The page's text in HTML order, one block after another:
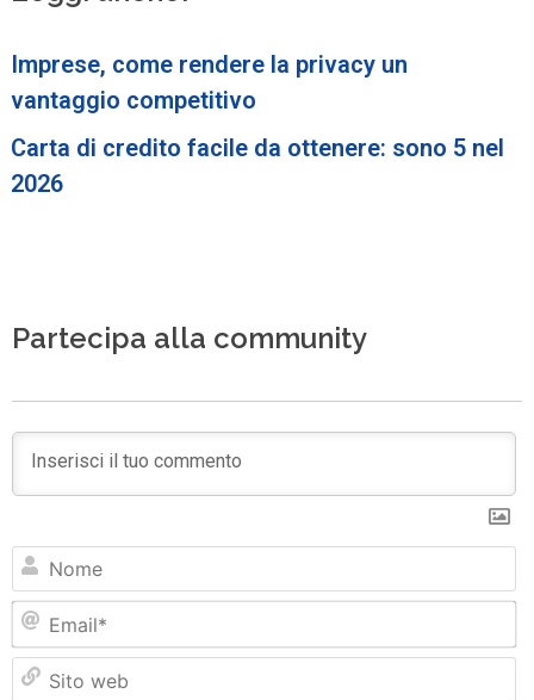
Imprese, come rendere la privacy un
vantaggio competitivo
Carta di credito facile da ottenere: sono 5 nel
2026
Partecipa alla community